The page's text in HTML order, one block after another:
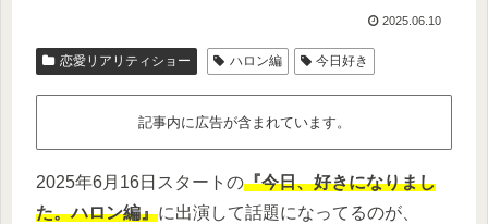
2025.06.10
恋愛リアリティショー ハロン編 今日好き
記事内に広告が含まれています。
2025年6月16日スタートの『今日、好きになりまし
た。ハロン編』に出演して話題になってるのが、